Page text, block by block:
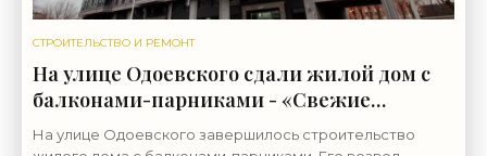
СТРОИТЕЛЬСТВО И РЕМОНТ
На улице Одоевского сдали жилой дом с
балконами-парниками - «Свежие
новости строительства»
На улице Одоевского завершилось строительство